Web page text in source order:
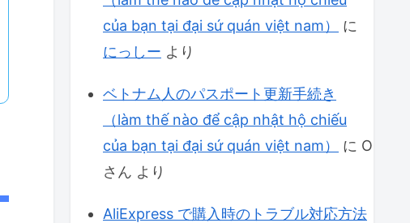
của bạn tại đại sứ quán việt nam）
に
にっしー より
ベトナム人のパスポート更新手続き
（làm thế nào để cập nhật hộ chiếu
của bạn tại đại sứ quán việt nam）
に O
さん より
AliExpress で購入時のトラブル対応方法